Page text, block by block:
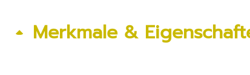
Merkmale &